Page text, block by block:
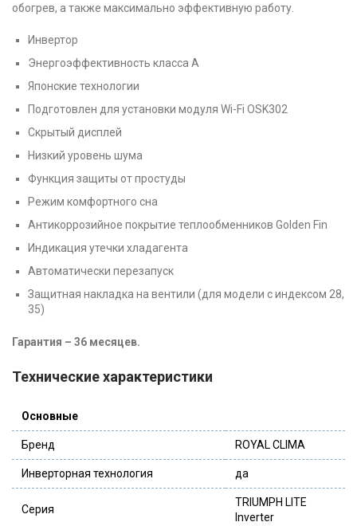
обогрев, а также максимально эффективную работу.
Инвертор
Энергоэффективность класса А
Японские технологии
Подготовлен для установки модуля Wi-Fi OSK302
Скрытый дисплей
Низкий уровень шума
Функция защиты от простуды
Режим комфортного сна
Антикоррозийное покрытие теплообменников Golden Fin
Индикация утечки хладагента
Автоматически перезапуск
Защитная накладка на вентили (для модели с индексом 28,
35)
Гарантия – 36 месяцев.
Технические характеристики
Основные
Бренд ROYAL CLIMA
Инверторная технология да
Серия
TRIUMPH LITE
Inverter